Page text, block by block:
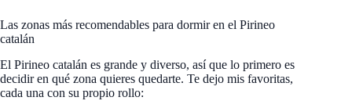
Las zonas más recomendables para dormir en el Pirineo
catalán
El Pirineo catalán es grande y diverso, así que lo primero es
decidir en qué zona quieres quedarte. Te dejo mis favoritas,
cada una con su propio rollo: